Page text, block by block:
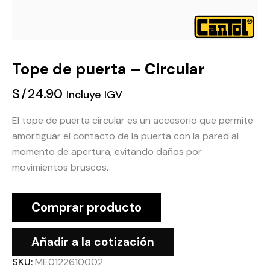
Tope de puerta – Circular
S/24.90 Incluye IGV
El tope de puerta circular es un accesorio que permite
amortiguar el contacto de la puerta con la pared al
momento de apertura, evitando daños por
movimientos bruscos.
Comprar producto
Añadir a la cotización
SKU:ME0122610002